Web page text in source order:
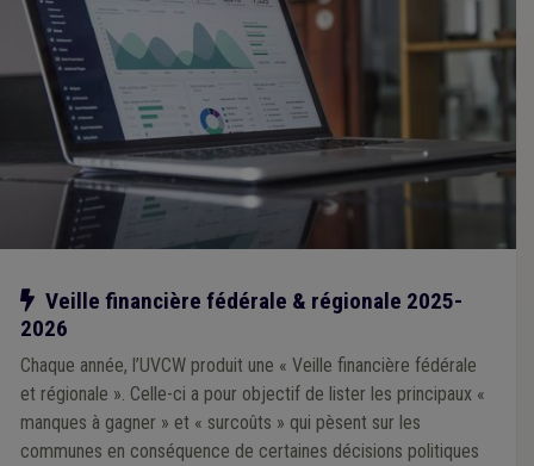
Notre action
Veille financière fédérale & régionale 2025-
2026
Chaque année, l’UVCW produit une « Veille financière fédérale
et régionale ». Celle-ci a pour objectif de lister les principaux «
manques à gagner » et « surcoûts » qui pèsent sur les
communes en conséquence de certaines décisions politiques